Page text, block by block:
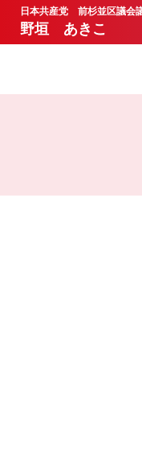
日本共産党 前杉並区議会
野垣 あきこ